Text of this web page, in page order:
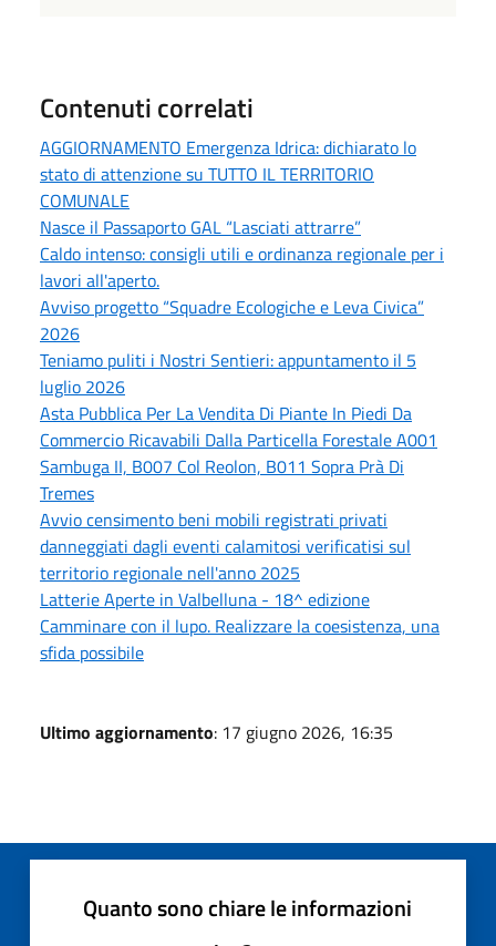
Contenuti correlati
AGGIORNAMENTO Emergenza Idrica: dichiarato lo
stato di attenzione su TUTTO IL TERRITORIO
COMUNALE
Nasce il Passaporto GAL “Lasciati attrarre”
Caldo intenso: consigli utili e ordinanza regionale per i
lavori all'aperto.
Avviso progetto “Squadre Ecologiche e Leva Civica”
2026
Teniamo puliti i Nostri Sentieri: appuntamento il 5
luglio 2026
Asta Pubblica Per La Vendita Di Piante In Piedi Da
Commercio Ricavabili Dalla Particella Forestale A001
Sambuga II, B007 Col Reolon, B011 Sopra Prà Di
Tremes
Avvio censimento beni mobili registrati privati
danneggiati dagli eventi calamitosi verificatisi sul
territorio regionale nell'anno 2025
Latterie Aperte in Valbelluna - 18^ edizione
Camminare con il lupo. Realizzare la coesistenza, una
sfida possibile
Ultimo aggiornamento: 17 giugno 2026, 16:35
Quanto sono chiare le informazioni